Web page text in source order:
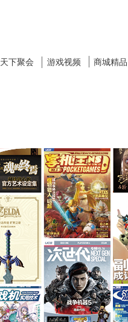
商城精品
天下聚会 游戏视频